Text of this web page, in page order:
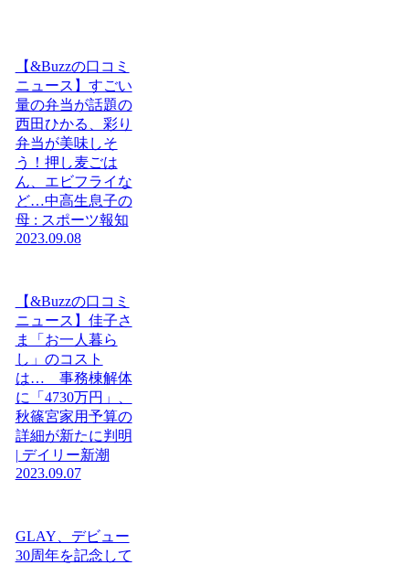
【&Buzzの口コミ
ニュース】すごい
量の弁当が話題の
西田ひかる、彩り
弁当が美味しそ
う！押し麦ごは
ん、エビフライな
ど…中高生息子の
母 : スポーツ報知
2023.09.08
【&Buzzの口コミ
ニュース】佳子さ
ま「お一人暮ら
し」のコスト
は… 事務棟解体
に「4730万円」、
秋篠宮家用予算の
詳細が新たに判明
| デイリー新潮
2023.09.07
GLAY、デビュー
30周年を記念して